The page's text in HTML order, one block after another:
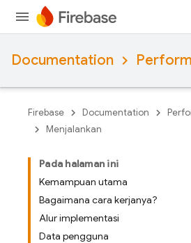
Documentation
Firebase Documentation
Menjalankan
Pada halaman ini
Kemampuan utama
Bagaimana cara kerjanya?
Alur implementasi
Data pengguna